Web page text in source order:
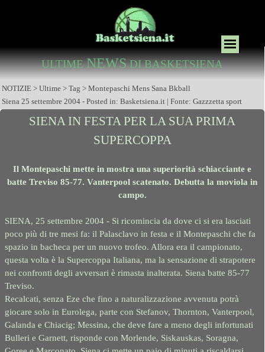
ULTIMENEWSDI BASKETSIENA
NOTIZIE > Ultime > Tag > Montepaschi Mens Sana Bkball
Siena 25 settembre 2004 - Posted in: Basketsiena.it | Fonte: Gazzzetta sport
SIENA IN FESTA PER LA SUA PRIMA
SUPERCOPPA
Il Montepaschi mette in mostra una superiorità schiacciante e
batte Treviso 85-77. Vanterpool scatenato. Debutta la moviola in
campo.
SIENA, 25 settembre 2004 - Si ricomincia da dove ci si era lasciati
poco più di tre mesi fa: il Palasclavo in festa e il Montepaschi che fa
spazio in bacheca per un nuovo trofeo. Allora era il campionato,
questa volta è la Supercoppa Italiana, ma la sensazione di strapotere
nei confronti degli avversari è rimasta inalterata. Siena batte 85-77
Treviso.
Recalcati, senza Eze che fino a naturalizzazione avvenuta potrà
giocare solo in Eurolega, parte con Stefanov, Thornton, Vanterpool,
Galanda e Chiacig; Messina, che deve fare a meno degli infortunati
Bulleri e Garnett, risponde con Morlende, Siskauskas, Soragna,